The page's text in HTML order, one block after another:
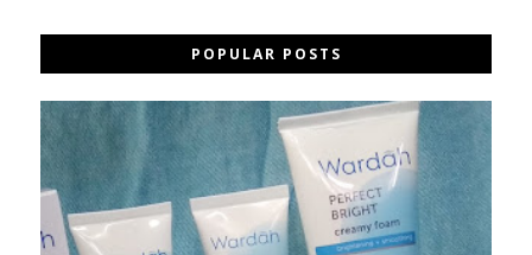
POPULAR POSTS